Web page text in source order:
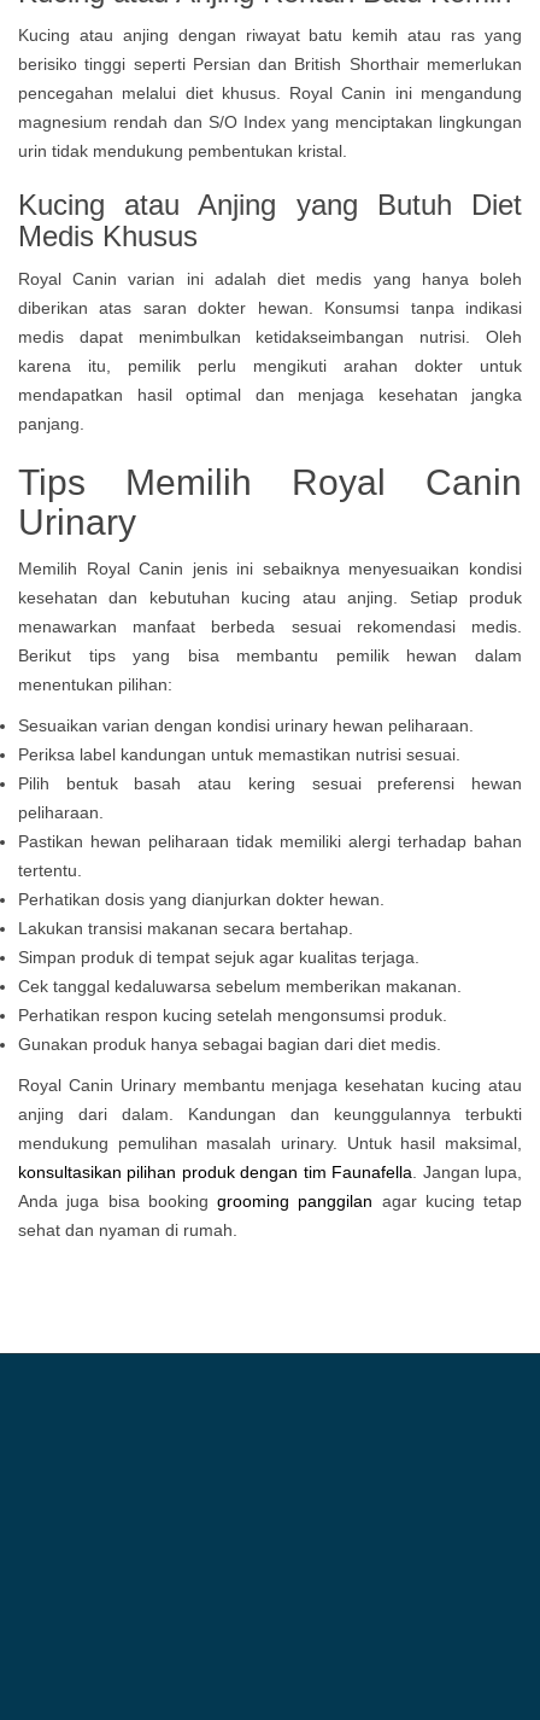
Kucing atau anjing dengan riwayat batu kemih atau ras yang
berisiko tinggi seperti Persian dan British Shorthair memerlukan
pencegahan melalui diet khusus. Royal Canin ini mengandung
magnesium rendah dan S/O Index yang menciptakan lingkungan
urin tidak mendukung pembentukan kristal.
Kucing atau Anjing yang Butuh Diet
Medis Khusus
Royal Canin varian ini adalah diet medis yang hanya boleh
diberikan atas saran dokter hewan. Konsumsi tanpa indikasi
medis dapat menimbulkan ketidakseimbangan nutrisi. Oleh
karena itu, pemilik perlu mengikuti arahan dokter untuk
mendapatkan hasil optimal dan menjaga kesehatan jangka
panjang.
Tips Memilih Royal Canin
Urinary
Memilih Royal Canin jenis ini sebaiknya menyesuaikan kondisi
kesehatan dan kebutuhan kucing atau anjing. Setiap produk
menawarkan manfaat berbeda sesuai rekomendasi medis.
Berikut tips yang bisa membantu pemilik hewan dalam
menentukan pilihan:
Sesuaikan varian dengan kondisi urinary hewan peliharaan.
Periksa label kandungan untuk memastikan nutrisi sesuai.
Pilih bentuk basah atau kering sesuai preferensi hewan
peliharaan.
Pastikan hewan peliharaan tidak memiliki alergi terhadap bahan
tertentu.
Perhatikan dosis yang dianjurkan dokter hewan.
Lakukan transisi makanan secara bertahap.
Simpan produk di tempat sejuk agar kualitas terjaga.
Cek tanggal kedaluwarsa sebelum memberikan makanan.
Perhatikan respon kucing setelah mengonsumsi produk.
Gunakan produk hanya sebagai bagian dari diet medis.
Royal Canin Urinary membantu menjaga kesehatan kucing atau
anjing dari dalam. Kandungan dan keunggulannya terbukti
mendukung pemulihan masalah urinary. Untuk hasil maksimal,
konsultasikan pilihan produk dengan tim Faunafella . Jangan lupa,
Anda juga bisa booking grooming panggilan agar kucing tetap
sehat dan nyaman di rumah.